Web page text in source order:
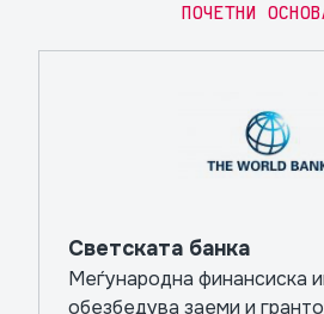
ПОЧЕТНИ
Светската банка
Меѓународна финансиска
обезбедува заеми и